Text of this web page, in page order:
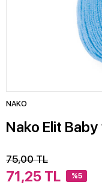
NAKO
Nako Elit Baby
75,00TL
71,25 TL %5